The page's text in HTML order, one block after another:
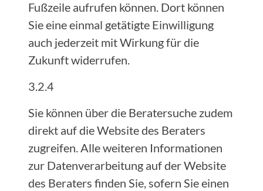
Fußzeile aufrufen können. Dort können
Sie eine einmal getätigte Einwilligung
auch jederzeit mit Wirkung für die
Zukunft widerrufen.
3.2.4
Sie können über die Beratersuche zudem
direkt auf die Website des Beraters
zugreifen. Alle weiteren Informationen
zur Datenverarbeitung auf der Website
des Beraters finden Sie, sofern Sie einen